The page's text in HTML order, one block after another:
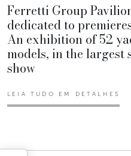
Ferretti Group
dedicated to
An exhibition of 52
models, in the largest
show
LEIA TUDO EM DETALHES